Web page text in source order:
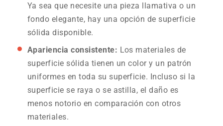
Ya sea que necesite una pieza llamativa o un
fondo elegante, hay una opción de superficie
sólida disponible.
Apariencia consistente: Los materiales de
superficie sólida tienen un color y un patrón
uniformes en toda su superficie. Incluso si la
superficie se raya o se astilla, el daño es
menos notorio en comparación con otros
materiales.